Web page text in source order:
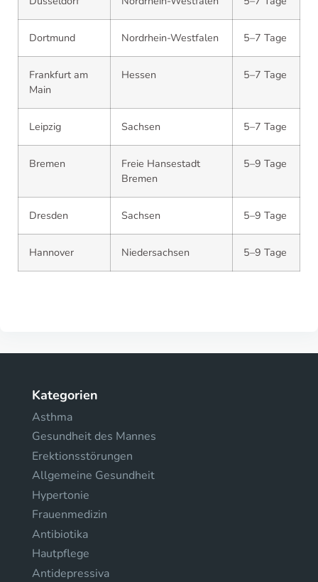
Dortmund Nordrhein-Westfalen 5–7 Tage
Frankfurt am
Main
Hessen 5–7 Tage
Leipzig Sachsen 5–7 Tage
Bremen
Freie Hansestadt
Bremen
5–9 Tage
Dresden Sachsen 5–9 Tage
Hannover Niedersachsen 5–9 Tage
Kategorien
Asthma
Gesundheit des Mannes
Erektionsstörungen
Allgemeine Gesundheit
Hypertonie
Frauenmedizin
Antibiotika
Hautpflege
Antidepressiva